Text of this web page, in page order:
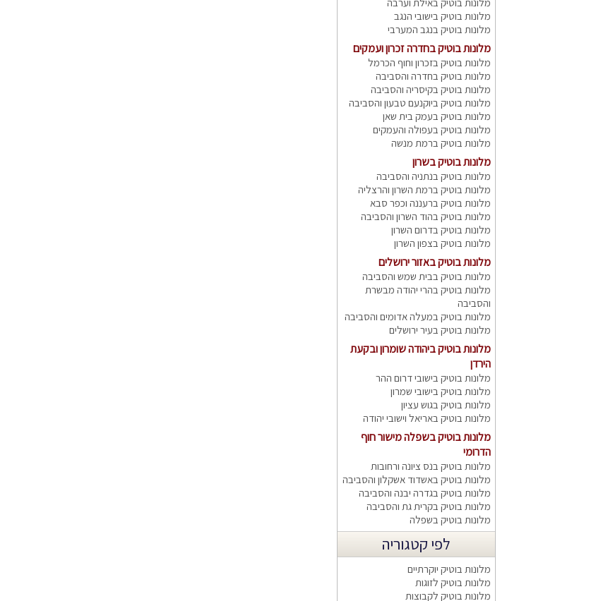
מלונות בוטיק בישובי הנגב
מלונות בוטיק בנגב המערבי
מלונות בוטיק בחדרה זכרון ועמקים
מלונות בוטיק בזכרון וחוף הכרמל
מלונות בוטיק בחדרה והסביבה
מלונות בוטיק בקיסריה והסביבה
מלונות בוטיק ביוקנעם טבעון והסביבה
מלונות בוטיק בעמק בית שאן
מלונות בוטיק בעפולה והעמקים
מלונות בוטיק ברמת מנשה
מלונות בוטיק בשרון
מלונות בוטיק בנתניה והסביבה
מלונות בוטיק ברמת השרון והרצליה
מלונות בוטיק ברעננה וכפר סבא
מלונות בוטיק בהוד השרון והסביבה
מלונות בוטיק בדרום השרון
מלונות בוטיק בצפון השרון
מלונות בוטיק באזור ירושלים
מלונות בוטיק בבית שמש והסביבה
מלונות בוטיק בהרי יהודה מבשרת
והסביבה
מלונות בוטיק במעלה אדומים והסביבה
מלונות בוטיק בעיר ירושלים
מלונות בוטיק ביהודה שומרון ובקעת
הירדן
מלונות בוטיק בישובי דרום ההר
מלונות בוטיק בישובי שמרון
מלונות בוטיק בגוש עציון
מלונות בוטיק באריאל וישובי יהודה
מלונות בוטיק בשפלה מישור חוף
הדרומי
מלונות בוטיק בנס ציונה ורחובות
מלונות בוטיק באשדוד אשקלון והסביבה
מלונות בוטיק בגדרה יבנה והסביבה
מלונות בוטיק בקרית גת והסביבה
מלונות בוטיק בשפלה
לפי קטגוריה
מלונות בוטיק יוקרתיים
מלונות בוטיק לזוגות
מלונות בוטיק לקבוצות